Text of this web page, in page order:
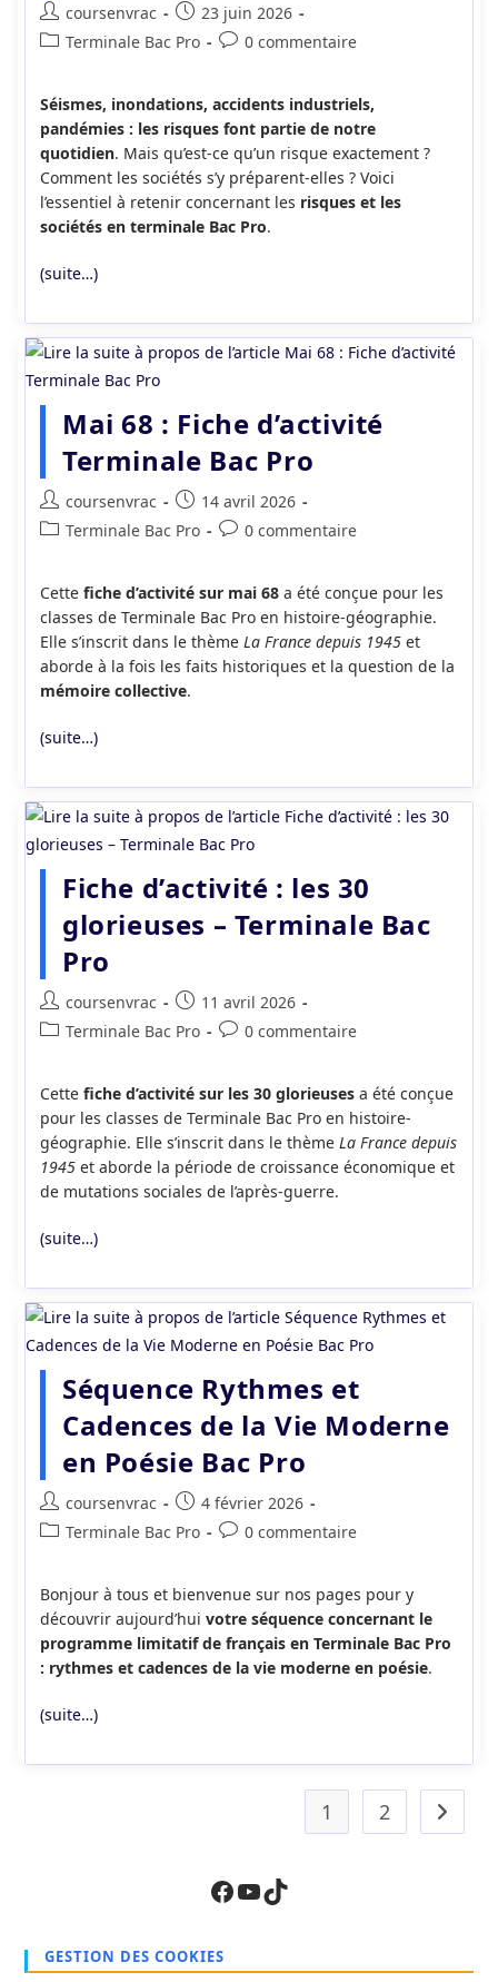
Auteur/autrice
de
coursenvrac
Publication
publiée :
23 juin 2026
PostTerminale Bac Pro
Commentaires
publication :
0 commentaire
Séismes, inondations, accidents industriels,
pandémies : les risques font partie de notre
quotidien. Mais qu’est-ce qu’un risque exactement ?
Comment les sociétés s’y préparent-elles ? Voici
l’essentiel à retenir concernant les risques et les
sociétés en terminale Bac Pro.
(suite…)
Mai 68 : Fiche d’activité
Terminale Bac Pro
Auteur/autrice
de
coursenvrac
Publication
publiée :
14 avril 2026
PostTerminale Bac Pro
Commentaires
publication :
0 commentaire
Cette fiche d’activité sur mai 68a été conçue pour les
classes de Terminale Bac Pro en histoire-géographie.
Elle s’inscrit dans le thème La France depuis 1945et
aborde à la fois les faits historiques et la question de la
mémoire collective.
(suite…)
Fiche d’activité : les 30
glorieuses – Terminale Bac
Pro
Auteur/autrice
de
coursenvrac
Publication
publiée :
11 avril 2026
PostTerminale Bac Pro
Commentaires
publication :
0 commentaire
Cette fiche d’activité sur les 30 glorieusesa été conçue
pour les classes de Terminale Bac Pro en histoire-
géographie. Elle s’inscrit dans le thème La France depuis
1945et aborde la période de croissance économique et
de mutations sociales de l’après-guerre.
(suite…)
Séquence Rythmes et
Cadences de la Vie Moderne
en Poésie Bac Pro
Auteur/autrice
de
coursenvrac
Publication
publiée :
4 février 2026
PostTerminale Bac Pro
Commentaires
publication :
0 commentaire
Bonjour à tous et bienvenue sur nos pages pour y
découvrir aujourd’hui votre séquence concernant le
programme limitatif de français en Terminale Bac Pro
: rythmes et cadences de la vie moderne en poésie.
(suite…)
1 2 Aller à
Facebook
YouTube
TikTok
GESTION DES COOKIES